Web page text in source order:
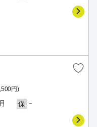
円)
保 －